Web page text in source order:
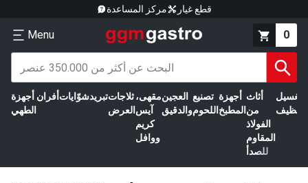
مركز المساعدة قطع غيار
Menu 0
أجهزة
الطهي
أفران شوّاياتتبريدثلاجات
العرض
مقهى،
آيس
كريم
ووافل
العجين
والدقيق
تصنيع
اللحوم
أجهزة
المطبخ
أثاث
من
الفولاذ
المقاوم
للصدأ
الغسيل